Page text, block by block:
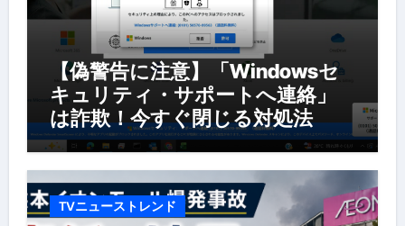
【偽警告に注意】「Windowsセ
キュリティ・サポートへ連絡」
は詐欺！今すぐ閉じる対処法
TVニューストレンド